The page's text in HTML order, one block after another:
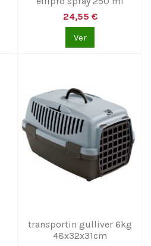
24,55 €
Ver
transportin gulliver 6kg
48x32x31cm